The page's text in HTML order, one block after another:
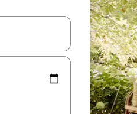
les flèches vers le haut et